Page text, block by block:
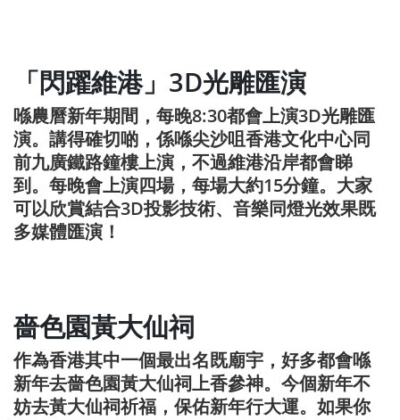
「閃躍維港」3D光雕匯演
喺農曆新年期間，每晚8:30都會上演3D光雕匯
演。講得確切啲，係喺尖沙咀香港文化中心同
前九廣鐵路鐘樓上演，不過維港沿岸都會睇
到。每晚會上演四場，每場大約15分鐘。大家
可以欣賞結合3D投影技術、音樂同燈光效果既
多媒體匯演！
嗇色園黃大仙祠
作為香港其中一個最出名既廟宇，好多都會喺
新年去嗇色園黃大仙祠上香參神。今個新年不
妨去黃大仙祠祈福，保佑新年行大運。如果你